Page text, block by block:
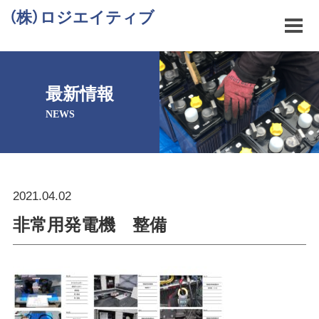
（株）ロジエイティブ
最新情報
NEWS
2021.04.02
非常用発電機 整備